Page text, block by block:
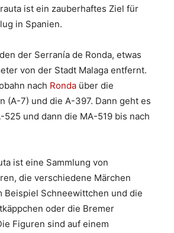
ist ein zauberhaftes Ziel für
in Spanien.
der Serranía de Ronda, etwas
von der Stadt Malaga entfernt.
nach Ronda über die
(A-7) und die A-397. Dann geht es
und dann die MA-519 bis nach
ist eine Sammlung von
die verschiedene Märchen
Beispiel Schneewittchen und die
oder die Bremer
Figuren sind auf einem